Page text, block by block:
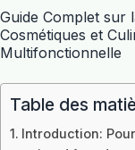
Guide Complet sur
Cosmétiques et
Multifonctionnelle
Table des
Introduction: